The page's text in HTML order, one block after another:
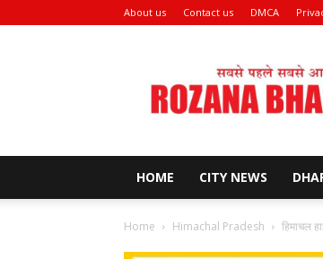
About us Contact us DMCA
Bhaskar
News
HOME CITY NEWS
Home Himachal Pradesh हिमाचल